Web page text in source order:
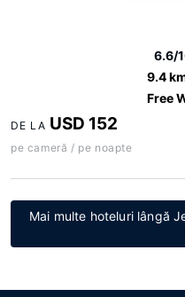
6.6/
9.4
Free
DE LA USD 152
pe cameră / pe noapte
Mai multe hoteluri lângă